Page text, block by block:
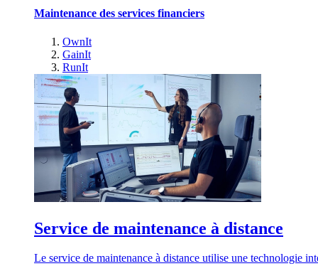
Maintenance des services financiers
OwnIt
GainIt
RunIt
Service de maintenance à distance
Le service de maintenance à distance utilise une technologie